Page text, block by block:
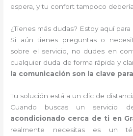
espera, y tu confort tampoco
¿Tienes más dudas? Estoy aquí para
Si aún tienes preguntas o
sobre el servicio, no dudes en
cualquier duda de forma rápida y
la comunicación son la clave
Tu solución está a un clic de
Cuando buscas un servicio
acondicionado cerca de ti en
realmente necesitas es un